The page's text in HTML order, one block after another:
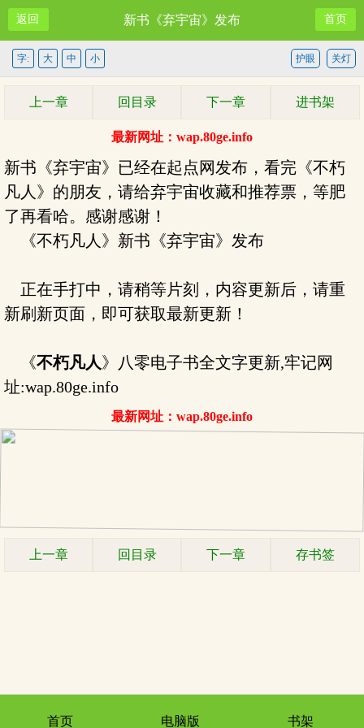
返回 新书《弃宇宙》发布 首页
关灯
护眼
字: 大 中 小
上一章 回目录 下一章 进书架
最新网址：wap.80ge.info
新书《弃宇宙》已经在起点网发布，看完《不朽
凡人》的朋友，请给弃宇宙收藏和推荐票，等肥
了再看哈。感谢感谢！
《不朽凡人》新书《弃宇宙》发布
正在手打中，请稍等片刻，内容更新后，请重
新刷新页面，即可获取最新更新！
《不朽凡人》八零电子书全文字更新,牢记网
址:wap.80ge.info
最新网址：wap.80ge.info
上一章 回目录 下一章 存书签
首页 电脑版 书架